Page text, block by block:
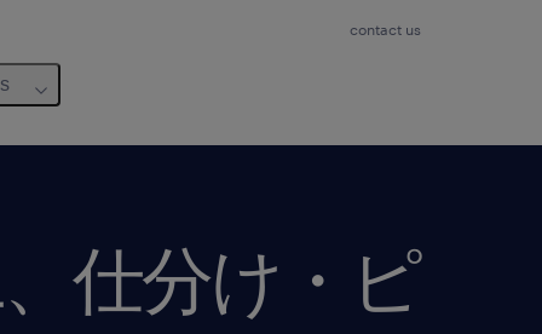
contact us
仕分け・ピ